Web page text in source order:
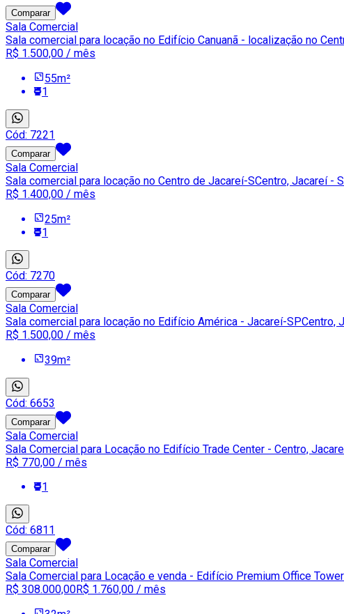
Comparar
Sala Comercial
Sala comercial para locação no Edifício Canuanã - localização no
R$ 1.500,00 / mês
55m²
1
Cód: 7221
Comparar
Sala Comercial
Sala comercial para locação no Centro de Jacareí-SCentro, Jacareí -
R$ 1.400,00 / mês
25m²
1
Cód: 7270
Comparar
Sala Comercial
Sala comercial para locação no Edifício América - Jacareí-SPCentro,
R$ 1.500,00 / mês
39m²
Cód: 6653
Comparar
Sala Comercial
Sala Comercial para Locação no Edifício Trade Center - Centro,
R$ 770,00 / mês
1
Cód: 6811
Comparar
Sala Comercial
Sala Comercial para Locação e venda - Edifício Premium Office Tower
R$ 308.000,00R$ 1.760,00 / mês